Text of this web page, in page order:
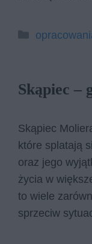
Kategorie
Skąpiec –
Skąpiec
które splatają
oraz jego
życia w
to wiele
sprzeciw